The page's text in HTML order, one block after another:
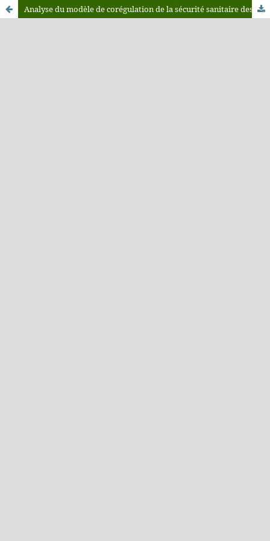
Analyse du modèle de corégulation de la sécurité sanitaire des produits de la pêche au Maroc à travers l'exemple des dangers «histamine», «parasites» et «sulfites»